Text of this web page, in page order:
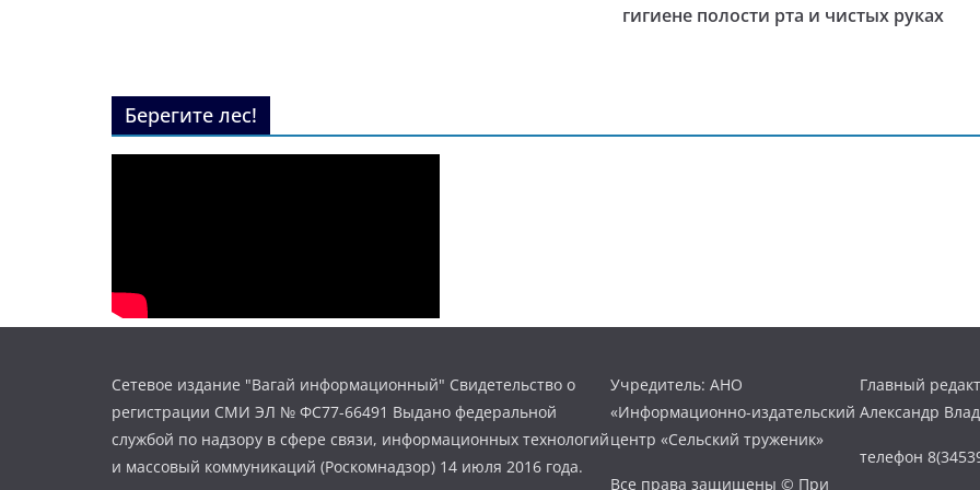
гигиене полости рта и чистых руках
Берегите лес!
Сетевое издание "Вагай информационный" Свидетельство о
регистрации СМИ ЭЛ № ФС77-66491 Выдано федеральной
службой по надзору в сфере связи, информационных технологий
и массовый коммуникаций (Роскомнадзор) 14 июля 2016 года.
Учредитель: АНО
«Информационно-издательский
центр «Сельский труженик»
Все права защищены © При
Главный
Александр
телефон